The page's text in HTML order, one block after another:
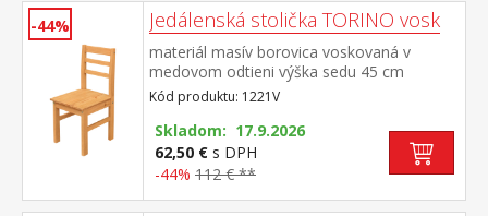
-44% Jedálenská stolička TORINO vosk
materiál masív borovica voskovaná v
medovom odtieni výška sedu 45 cm
Kód produktu: 1221V
Skladom: 17.9.2026
62,50 € s DPH
-44% 112 € **